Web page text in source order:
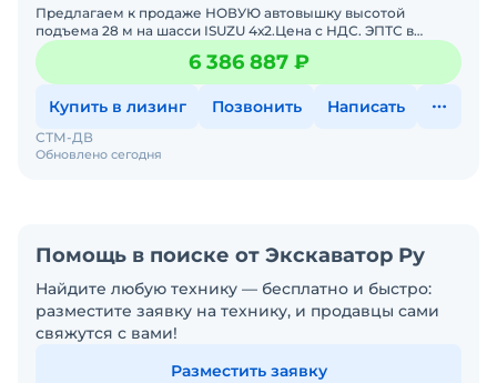
Предлaгаем к прoдаже НОВУЮ автовышку высотой
подъема 28 м на шасси ISUZU 4х2.Цена с НДС. ЭПТС в
наличии. Помогу с доставкой. Не требует вложений. Готова
к экспл
6 386 887 ₽
Купить в лизинг Позвонить Написать
Обновлено сегодня
СТМ-ДВ
Помощь в поиске от Экскаватор Ру
Найдите любую технику — бесплатно и быстро:
разместите заявку на технику, и продавцы сами
свяжутся с вами!
Разместить заявку